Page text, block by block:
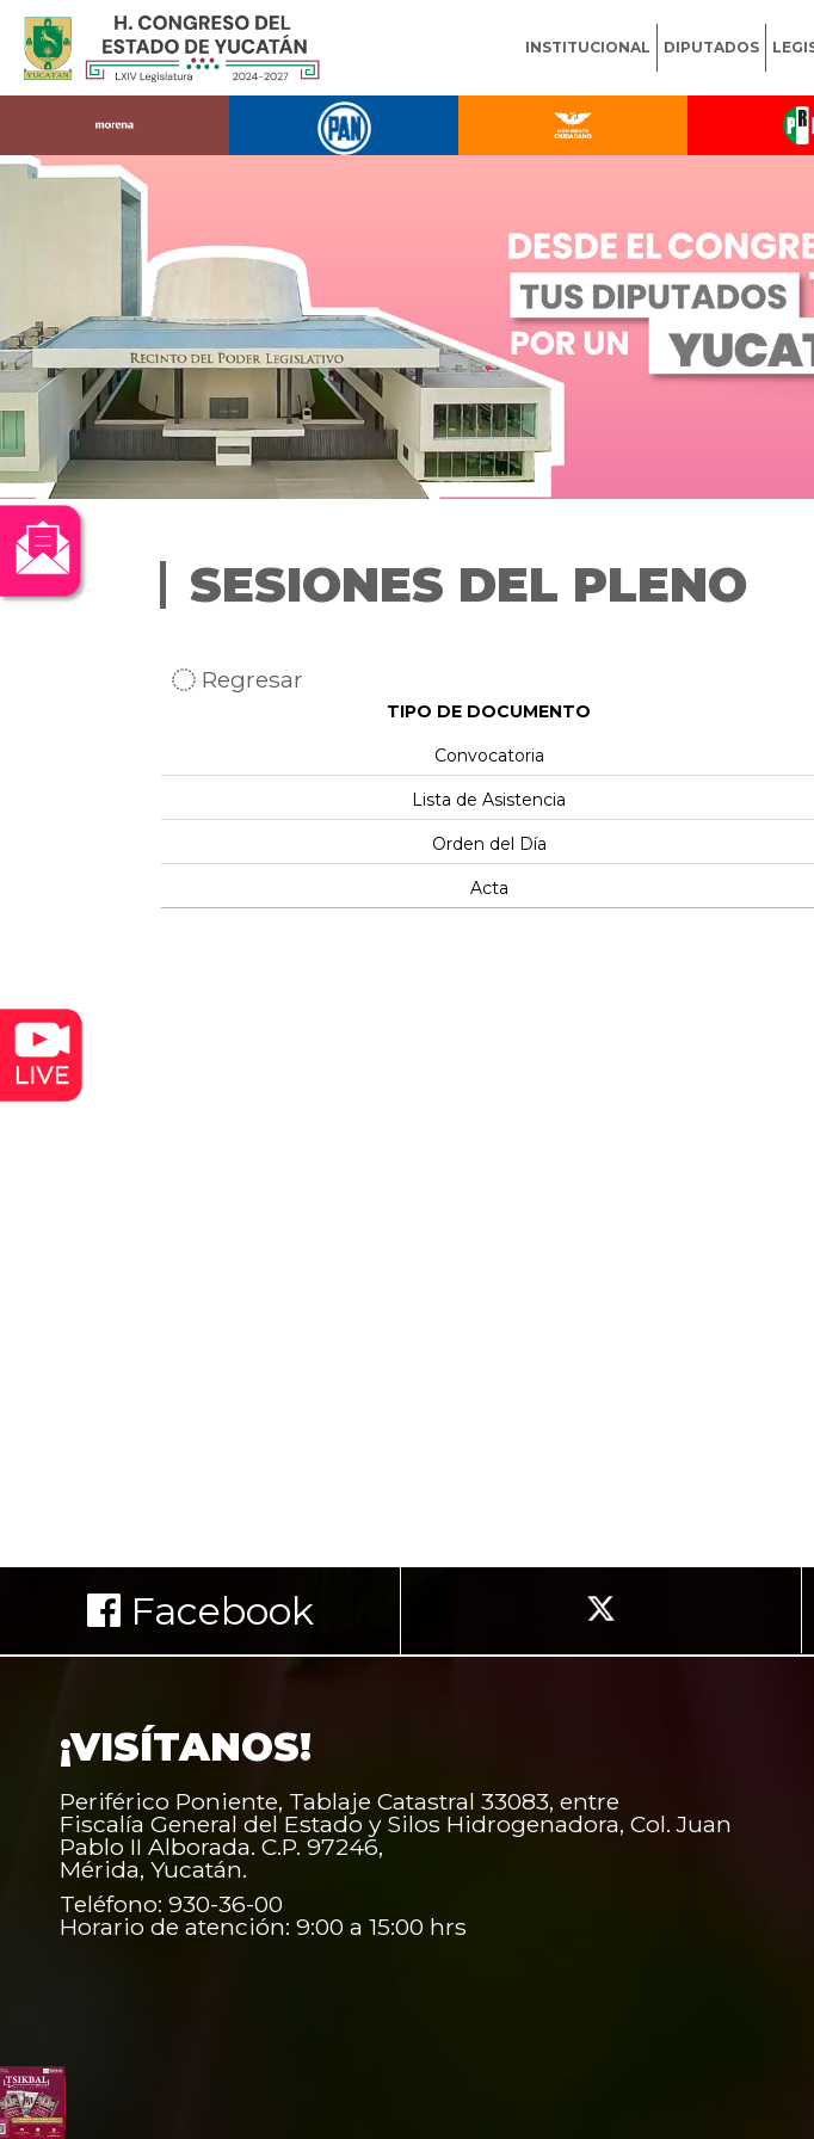
INSTITUCIONAL DIPUTADOS
SESIONES DEL PLENO
Regresar
TIPO DE DOCUMENTO
Convocatoria
Lista de Asistencia
Orden del Día
Acta
Facebook
¡VISÍTANOS!
Periférico Poniente, Tablaje Catastral 33083, entre
Fiscalía General del Estado y Silos Hidrogenadora, Col. Juan
Pablo II Alborada. C.P. 97246,
Mérida, Yucatán.
Teléfono: 930-36-00
Horario de atención: 9:00 a 15:00 hrs